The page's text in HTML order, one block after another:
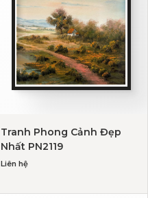
Tranh Phong Cảnh Đẹp
Nhất PN2119
Liên hệ